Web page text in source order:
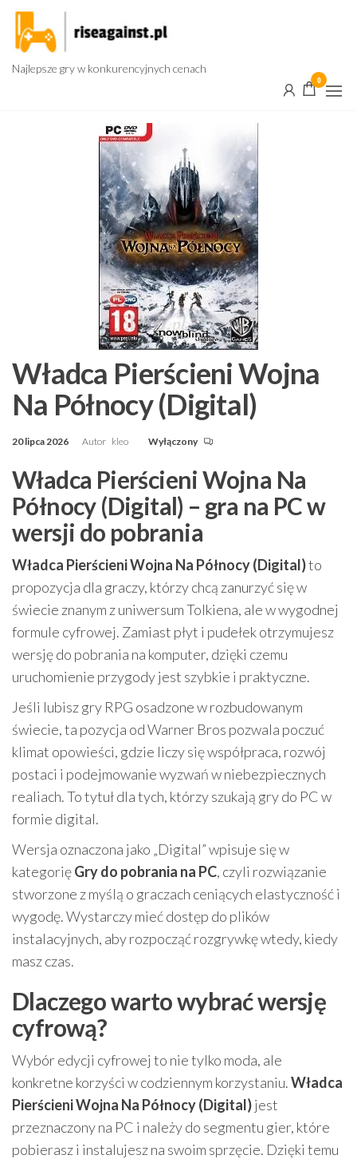
Przejdź
treści
Najlepsze gry w konkurencyjnych cenach
0
Władca Pierścieni Wojna
Na Północy (Digital)
20 lipca 2026 Autor kleo Wyłączony
Władca Pierścieni Wojna Na
Północy (Digital) – gra na PC w
wersji do pobrania
Władca Pierścieni Wojna Na Północy (Digital)to
propozycja dla graczy, którzy chcą zanurzyć się w
świecie znanym z uniwersum Tolkiena, ale w wygodnej
formule cyfrowej. Zamiast płyt i pudełek otrzymujesz
wersję do pobrania na komputer, dzięki czemu
uruchomienie przygody jest szybkie i praktyczne.
Jeśli lubisz gry RPG osadzone w rozbudowanym
świecie, ta pozycja od Warner Bros pozwala poczuć
klimat opowieści, gdzie liczy się współpraca, rozwój
postaci i podejmowanie wyzwań w niebezpiecznych
realiach. To tytuł dla tych, którzy szukają gry do PC w
formie digital.
Wersja oznaczona jako „Digital” wpisuje się w
kategorięGry do pobrania na PC, czyli rozwiązanie
stworzone z myślą o graczach ceniących elastyczność i
wygodę. Wystarczy mieć dostęp do plików
instalacyjnych, aby rozpocząć rozgrywkę wtedy, kiedy
masz czas.
Dlaczego warto wybrać wersję
cyfrową?
Wybór edycji cyfrowej to nie tylko moda, ale
konkretne korzyści w codziennym korzystaniu.Władca
Pierścieni Wojna Na Północy (Digital)jest
przeznaczony na PC i należy do segmentu gier, które
pobierasz i instalujesz na swoim sprzęcie. Dzięki temu